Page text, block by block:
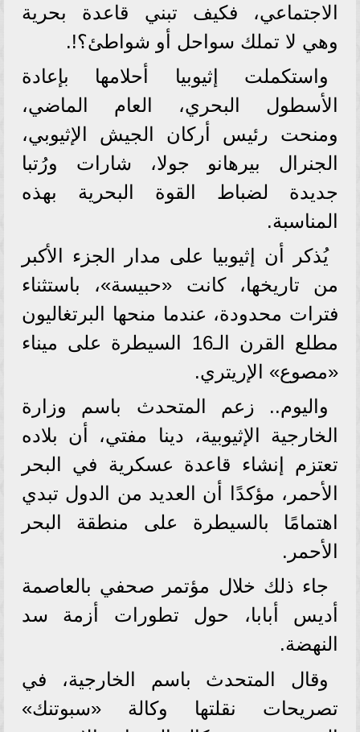
الاجتماعي، فكيف تبني قاعدة بحرية
وهي لا تملك سواحل أو شواطئ؟!.
واستكملت إثيوبيا أحلامها بإعادة
الأسطول البحري، العام الماضي،
ومنحت رئيس أركان الجيش الإثيوبي،
الجنرال بيرهانو جولا، شارات ورُتبا
جديدة لضباط القوة البحرية بهذه
المناسبة.
يُذكر أن إثيوبيا على مدار الجزء الأكبر
من تاريخها، كانت «حبيسة»، باستثناء
فترات محدودة، عندما منحها البرتغاليون
مطلع القرن الـ16 السيطرة على ميناء
«مصوع» الإريتري.
واليوم.. زعم المتحدث باسم وزارة
الخارجية الإثيوبية، دينا مفتي، أن بلاده
تعتزم إنشاء قاعدة عسكرية في البحر
الأحمر، مؤكدًا أن العديد من الدول تبدي
اهتمامًا بالسيطرة على منطقة البحر
الأحمر.
جاء ذلك خلال مؤتمر صحفي بالعاصمة
أديس أبابا، حول تطورات أزمة سد
النهضة.
وقال المتحدث باسم الخارجية، في
تصريحات نقلتها وكالة «سبوتنك»